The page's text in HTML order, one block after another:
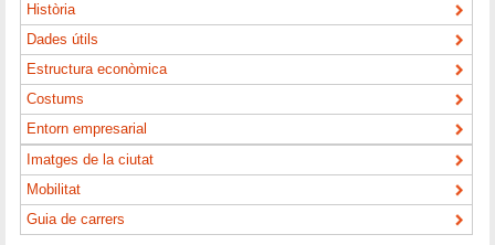
Història
Dades útils
Estructura econòmica
Costums
Entorn empresarial
Imatges de la ciutat
Mobilitat
Guia de carrers